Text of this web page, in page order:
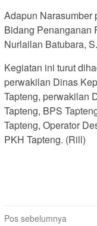
Adapun Narasumber
Bidang Penanganan
Nurlailan Batubara,
Kegiatan ini turut
perwakilan Dinas
Tapteng, perwakilan
Tapteng, BPS
Tapteng, Operator
PKH Tapteng. (Rill)
Navigasi
Pos sebelumnya